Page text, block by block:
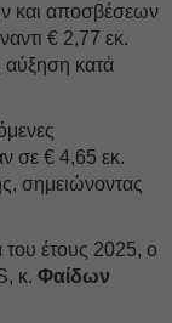
και αποσβέσεων
€ 2,77 εκ.
αύξηση κατά
σε € 4,65 εκ.
σημειώνοντας
του έτους 2025, ο
κ. Φαίδων